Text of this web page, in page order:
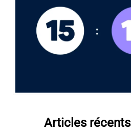
Articles récents